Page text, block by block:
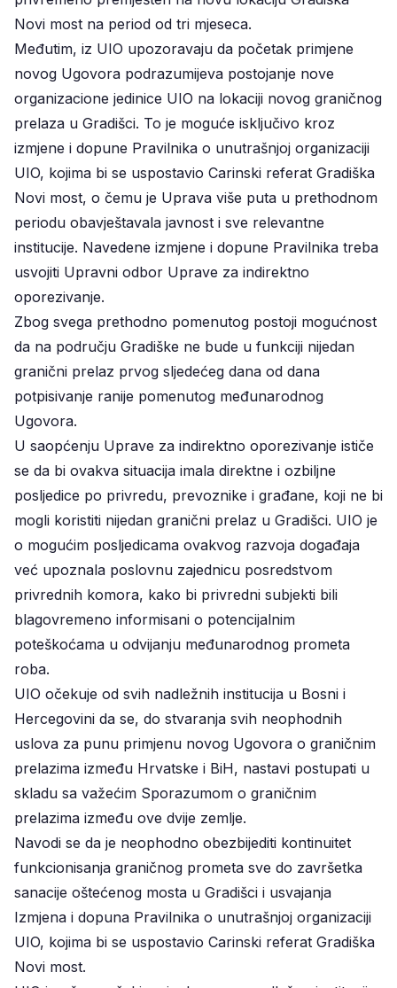
Novi most na period od tri mjeseca.
Međutim, iz UIO upozoravaju da početak primjene
novog Ugovora podrazumijeva postojanje nove
organizacione jedinice UIO na lokaciji novog graničnog
prelaza u Gradišci. To je moguće isključivo kroz
izmjene i dopune Pravilnika o unutrašnjoj organizaciji
UIO, kojima bi se uspostavio Carinski referat Gradiška
Novi most, o čemu je Uprava više puta u prethodnom
periodu obavještavala javnost i sve relevantne
institucije. Navedene izmjene i dopune Pravilnika treba
usvojiti Upravni odbor Uprave za indirektno
oporezivanje.
Zbog svega prethodno pomenutog postoji mogućnost
da na području Gradiške ne bude u funkciji nijedan
granični prelaz prvog sljedećeg dana od dana
potpisivanje ranije pomenutog međunarodnog
Ugovora.
U saopćenju Uprave za indirektno oporezivanje ističe
se da bi ovakva situacija imala direktne i ozbiljne
posljedice po privredu, prevoznike i građane, koji ne bi
mogli koristiti nijedan granični prelaz u Gradišci. UIO je
o mogućim posljedicama ovakvog razvoja događaja
već upoznala poslovnu zajednicu posredstvom
privrednih komora, kako bi privredni subjekti bili
blagovremeno informisani o potencijalnim
poteškoćama u odvijanju međunarodnog prometa
roba.
UIO očekuje od svih nadležnih institucija u Bosni i
Hercegovini da se, do stvaranja svih neophodnih
uslova za punu primjenu novog Ugovora o graničnim
prelazima između Hrvatske i BiH, nastavi postupati u
skladu sa važećim Sporazumom o graničnim
prelazima između ove dvije zemlje.
Navodi se da je neophodno obezbijediti kontinuitet
funkcionisanja graničnog prometa sve do završetka
sanacije oštećenog mosta u Gradišci i usvajanja
Izmjena i dopuna Pravilnika o unutrašnjoj organizaciji
UIO, kojima bi se uspostavio Carinski referat Gradiška
Novi most.